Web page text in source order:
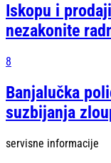
Iskopu i
nezakonite
8
Banjalučka
suzbijanja
servisne informacije